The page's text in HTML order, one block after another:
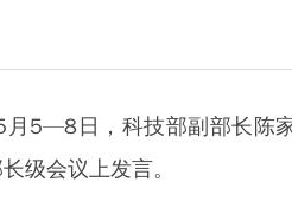
日，科技部副部长陈家
级会议上发言。